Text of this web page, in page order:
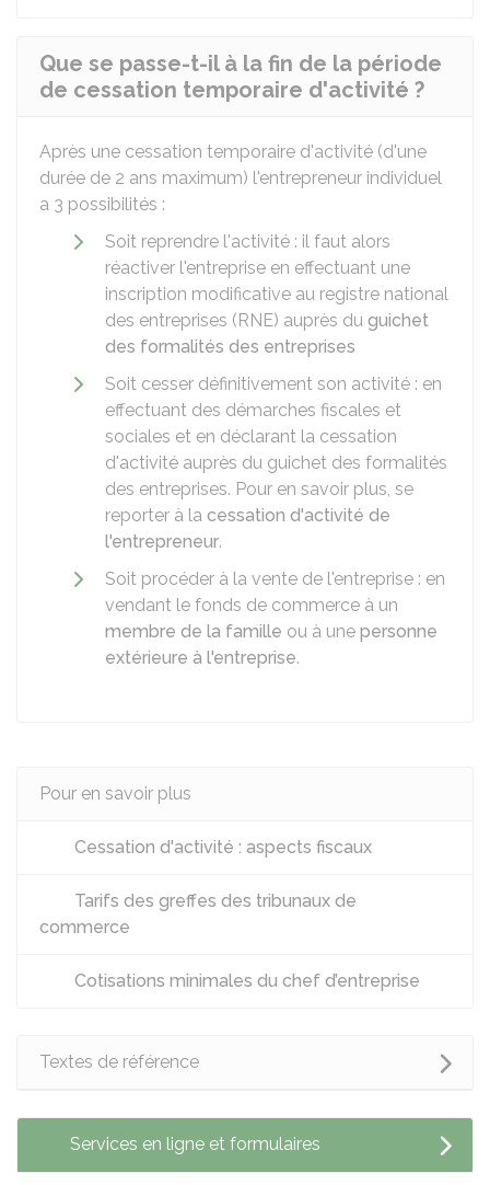
Que se passe-t-il à la fin de la période
de cessation temporaire d'activité ?
Après une cessation temporaire d'activité (d'une
durée de 2 ans maximum) l'entrepreneur individuel
a 3 possibilités :
Soit reprendre l'activité : il faut alors
réactiver l'entreprise en effectuant une
inscription modificative au registre national
des entreprises (RNE) auprès du guichet
des formalités des entreprises
Soit cesser définitivement son activité : en
effectuant des démarches fiscales et
sociales et en déclarant la cessation
d'activité auprès du guichet des formalités
des entreprises. Pour en savoir plus, se
reporter à la cessation d'activité de
l'entrepreneur.
Soit procéder à la vente de l'entreprise : en
vendant le fonds de commerce à un
membre de la famille ou à une personne
extérieure à l'entreprise.
Pour en savoir plus
Cessation d'activité : aspects fiscaux
Tarifs des greffes des tribunaux de
commerce
Cotisations minimales du chef d’entreprise
Textes de référence
Services en ligne et formulaires